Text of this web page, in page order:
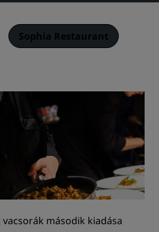
Sophia Restaurant
vacsorák második kiadása